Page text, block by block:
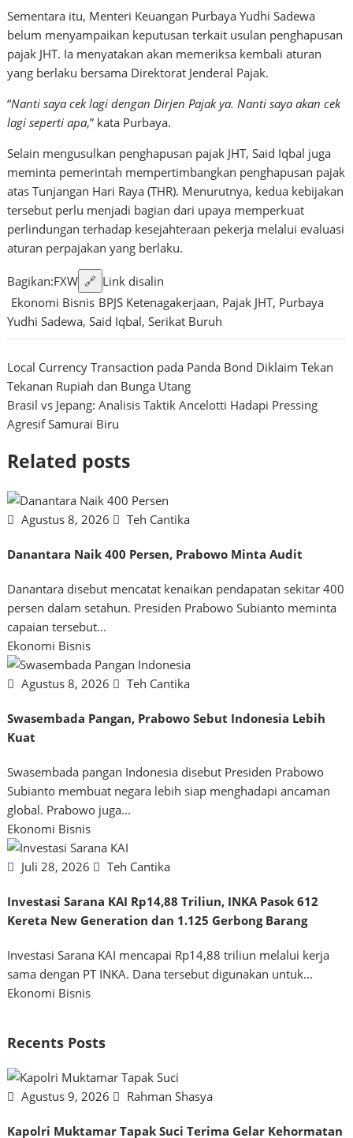
Sementara itu, Menteri Keuangan Purbaya Yudhi Sadewa
belum menyampaikan keputusan terkait usulan penghapusan
pajak JHT. Ia menyatakan akan memeriksa kembali aturan
yang berlaku bersama Direktorat Jenderal Pajak.
“Nanti saya cek lagi dengan Dirjen Pajak ya. Nanti saya akan cek
lagi seperti apa,” kata Purbaya.
Selain mengusulkan penghapusan pajak JHT, Said Iqbal juga
meminta pemerintah mempertimbangkan penghapusan pajak
atas Tunjangan Hari Raya (THR). Menurutnya, kedua kebijakan
tersebut perlu menjadi bagian dari upaya memperkuat
perlindungan terhadap kesejahteraan pekerja melalui evaluasi
aturan perpajakan yang berlaku.
Bagikan:FXW 🔗 Link disalin
Ekonomi Bisnis BPJS Ketenagakerjaan, Pajak JHT, Purbaya
Yudhi Sadewa,Said Iqbal,Serikat Buruh
Navigasi
pos
Local Currency Transaction pada Panda Bond Diklaim Tekan
Tekanan Rupiah dan Bunga Utang
Brasil vs Jepang: Analisis Taktik Ancelotti Hadapi Pressing
Agresif Samurai Biru
Related posts
Agustus 8, 2026 Teh Cantika
Danantara Naik 400 Persen, Prabowo Minta Audit
Danantara disebut mencatat kenaikan pendapatan sekitar 400
persen dalam setahun. Presiden Prabowo Subianto meminta
capaian tersebut...
Ekonomi Bisnis
Agustus 8, 2026 Teh Cantika
Swasembada Pangan, Prabowo Sebut Indonesia Lebih
Kuat
Swasembada pangan Indonesia disebut Presiden Prabowo
Subianto membuat negara lebih siap menghadapi ancaman
global. Prabowo juga...
Ekonomi Bisnis
Juli 28, 2026 Teh Cantika
Investasi Sarana KAI Rp14,88 Triliun, INKA Pasok 612
Kereta New Generation dan 1.125 Gerbong Barang
Investasi Sarana KAI mencapai Rp14,88 triliun melalui kerja
sama dengan PT INKA. Dana tersebut digunakan untuk...
Ekonomi Bisnis
Recents Posts
Agustus 9, 2026 Rahman Shasya
Kapolri Muktamar Tapak Suci Terima Gelar Kehormatan